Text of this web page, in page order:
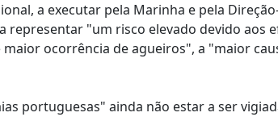
a executar pela Marinha e pela
"um risco elevado devido aos
ocorrência de agueiros", a "maior
portuguesas" ainda não estar a ser